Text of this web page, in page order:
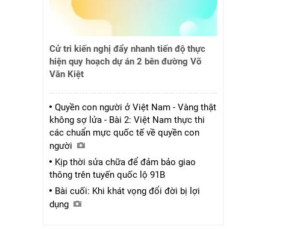
Cử tri kiến nghị đẩy nhanh tiến độ thực
hiện quy hoạch dự án 2 bên đường Võ
Văn Kiệt
Quyền con người ở Việt Nam - Vàng thật
không sợ lửa - Bài 2: Việt Nam thực thi
các chuẩn mực quốc tế về quyền con
người
Kịp thời sửa chữa để đảm bảo giao
thông trên tuyến quốc lộ 91B
Bài cuối: Khi khát vọng đổi đời bị lợi
dụng